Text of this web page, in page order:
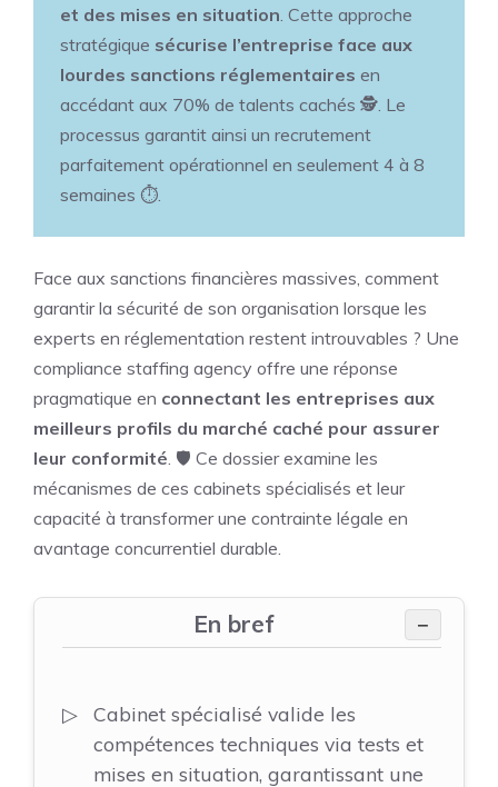
et des mises en situation. Cette approche
stratégique sécurise l’entreprise face aux
lourdes sanctions réglementaires en
accédant aux 70% de talents cachés 🕵️. Le
processus garantit ainsi un recrutement
parfaitement opérationnel en seulement 4 à 8
semaines ⏱️.
Face aux sanctions financières massives, comment
garantir la sécurité de son organisation lorsque les
experts en réglementation restent introuvables ? Une
compliance staffing agency offre une réponse
pragmatique en connectant les entreprises aux
meilleurs profils du marché caché pour assurer
leur conformité. 🛡️ Ce dossier examine les
mécanismes de ces cabinets spécialisés et leur
capacité à transformer une contrainte légale en
avantage concurrentiel durable.
En bref −
Cabinet spécialisé valide les
compétences techniques via tests et
mises en situation, garantissant une